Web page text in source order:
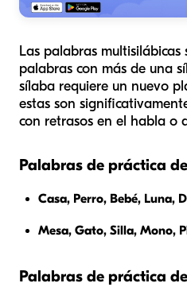
Las palabras multisilábicas
palabras con más de una
sílaba requiere un nuevo
estas son
con retrasos en el habla o
Palabras de práctica
Casa, Perro, Bebé, Luna,
Mesa, Gato, Silla, Mono,
Palabras de práctica